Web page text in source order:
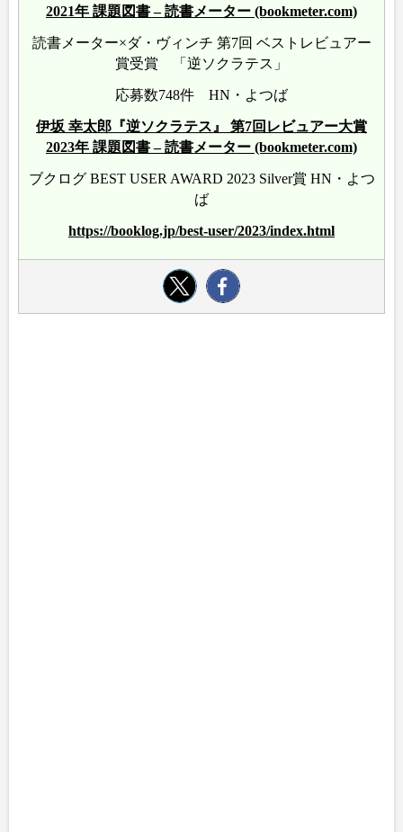
2021年 課題図書 – 読書メーター (bookmeter.com)
読書メーター×ダ・ヴィンチ 第7回 ベストレビュアー
賞受賞 「逆ソクラテス」
応募数748件 HN・よつば
伊坂 幸太郎『逆ソクラテス』 第7回レビュアー大賞
2023年 課題図書 – 読書メーター (bookmeter.com)
ブクログ BEST USER AWARD 2023 Silver賞 HN・よつ
ば
https://booklog.jp/best-user/2023/index.html